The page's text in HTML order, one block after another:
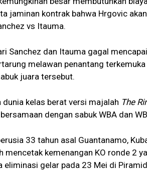
jaminan kontrak bahwa Hrgovic
vs Itauma.
Sanchez dan Itauma gagal
melawan penantang
juara tersebut.
dunia kelas berat versi majalah The
dengan sabuk WBA dan
33 tahun asal Guantanamo,
mencetak kemenangan KO ronde 2
eliminasi gelar pada 23 Mei di